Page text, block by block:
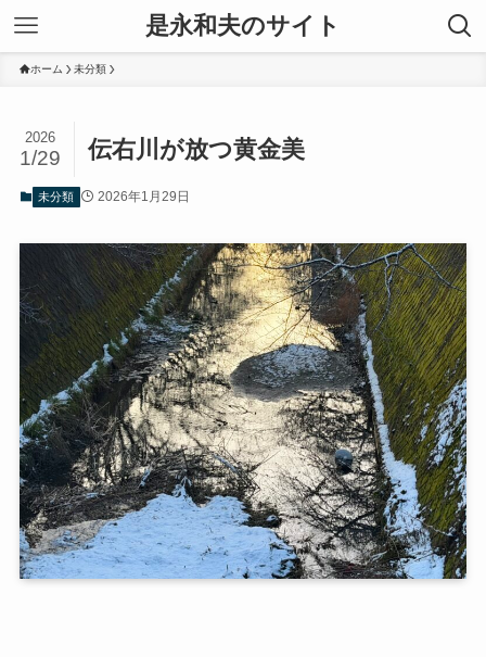
是永和夫のサイト
ホーム 未分類
伝右川が放つ黄金美
2026
1/29
未分類 2026年1月29日